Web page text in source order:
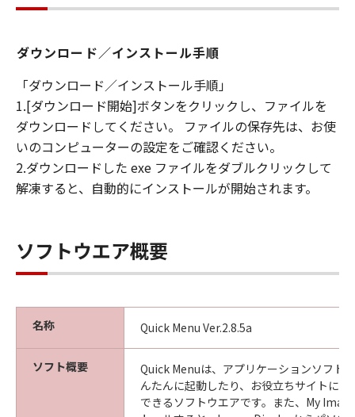
ダウンロード／インストール手順
「ダウンロード／インストール手順」
1.[ダウンロード開始]ボタンをクリックし、ファイルを
ダウンロードしてください。 ファイルの保存先は、お使
いのコンピューターの設定をご確認ください。
2.ダウンロードした exe ファイルをダブルクリックして
解凍すると、自動的にインストールが開始されます。
ソフトウエア概要
名称 Quick Menu Ver.2.8.5a
ソフト概要
Quick Menuは、アプリケーションソフト
んたんに起動したり、お役立ちサイトにす
できるソフトウエアです。また、My